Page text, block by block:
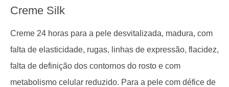
Creme Silk
Creme 24 horas para a pele desvitalizada, madura, com
falta de elasticidade, rugas, linhas de expressão, flacidez,
falta de definição dos contornos do rosto e com
metabolismo celular reduzido. Para a pele com défice de